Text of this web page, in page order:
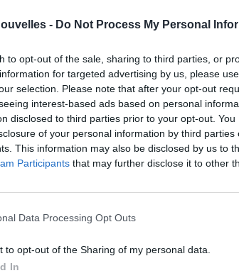
- Do Not Process My Personal
to opt-out of the sale, sharing to third parties, or
for targeted advertising by us, please
selection. Please note that after your opt-out
interest-based ads based on personal
disclosed to third parties prior to your opt-out.
of your personal information by third parties
This information may also be disclosed by us to
Participants that may further disclose it to other
Data Processing Opt Outs
to opt-out of the Sharing of my personal data.
In
la nuit dernière. C’est la
également que l’ancien chef de l’Etat
94 ans, Mandela souffre d’une